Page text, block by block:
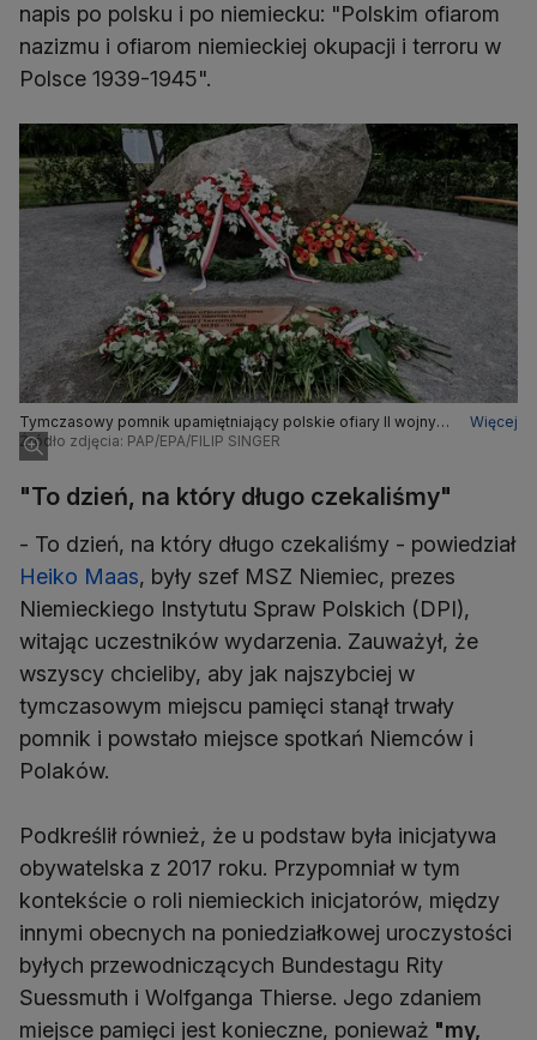
napis po polsku i po niemiecku: "Polskim ofiarom
nazizmu i ofiarom niemieckiej okupacji i terroru w
Polsce 1939-1945".
Tymczasowy pomnik upamiętniający polskie ofiary II wojny
światowej pod okupacją niemiecką
Więcej
Źródło zdjęcia: PAP/EPA/FILIP SINGER
"To dzień, na który długo czekaliśmy"
- To dzień, na który długo czekaliśmy - powiedział
Heiko Maas, były szef MSZ Niemiec, prezes
Niemieckiego Instytutu Spraw Polskich (DPI),
witając uczestników wydarzenia. Zauważył, że
wszyscy chcieliby, aby jak najszybciej w
tymczasowym miejscu pamięci stanął trwały
pomnik i powstało miejsce spotkań Niemców i
Polaków.
Podkreślił również, że u podstaw była inicjatywa
obywatelska z 2017 roku. Przypomniał w tym
kontekście o roli niemieckich inicjatorów, między
innymi obecnych na poniedziałkowej uroczystości
byłych przewodniczących Bundestagu Rity
Suessmuth i Wolfganga Thierse. Jego zdaniem
miejsce pamięci jest konieczne, ponieważ "my,